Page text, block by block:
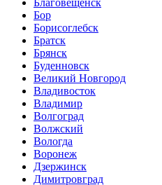
Бор
Борисоглебск
Братск
Брянск
Буденновск
Великий Новгород
Владивосток
Владимир
Волгоград
Волжский
Вологда
Воронеж
Дзержинск
Димитровград